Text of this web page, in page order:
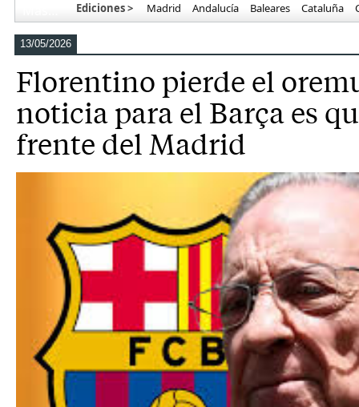
Ediciones > Madrid Andalucía Baleares Cataluña
13/05/2026
Florentino pierde el
noticia para el Barça es
frente del Madrid